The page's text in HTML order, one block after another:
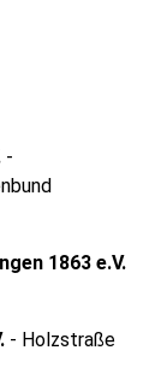
-
1863 e.V.
- Holzstraße